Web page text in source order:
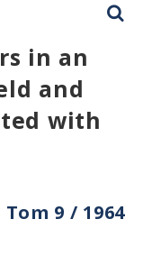
in an
and
with
Tom 9 / 1964